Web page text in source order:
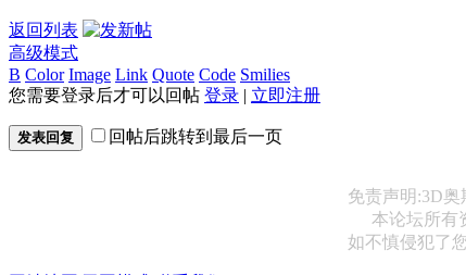
返回列表
高级模式
B Color Image Link Quote Code Smilies
您需要登录后才可以回帖 登录 | 立即注册
发表回复 回帖后跳转到最后一页
免责声明:3D
本论坛所有
如不慎侵犯了